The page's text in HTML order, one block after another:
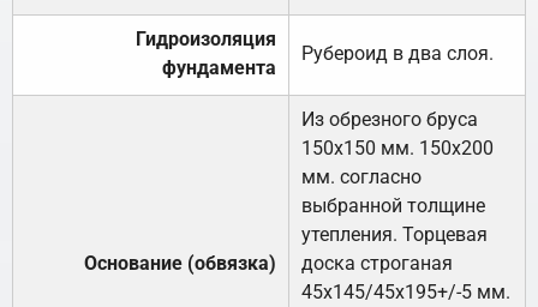
Гидроизоляция
фундамента
Рубероид в два слоя.
Основание (обвязка)
Из обрезного бруса
150х150 мм. 150х200
мм. согласно
выбранной толщине
утепления. Торцевая
доска строганая
45х145/45х195+/-5 мм.